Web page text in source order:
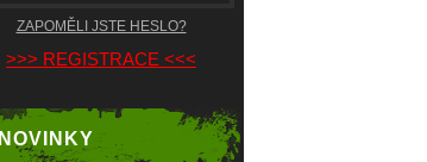
ZAPOMĚLI JSTE HESLO?
>>> REGISTRACE <<<
NOVINKY